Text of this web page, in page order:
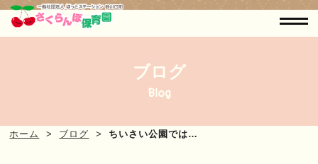
ブログ
Blog
ホーム ブログ ちいさい公園では…